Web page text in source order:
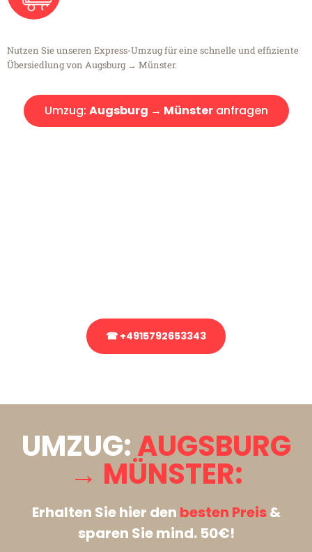
Nutzen Sie unseren Express-Umzug für eine schnelle und effiziente
Übersiedlung von Augsburg → Münster.
Umzug: Augsburg → Münsteranfragen
☎ +4915792653343
UMZUG:AUGSBURG
→ MÜNSTER:
Erhalten Sie hier den besten Preis&
sparen Sie mind. 50€!